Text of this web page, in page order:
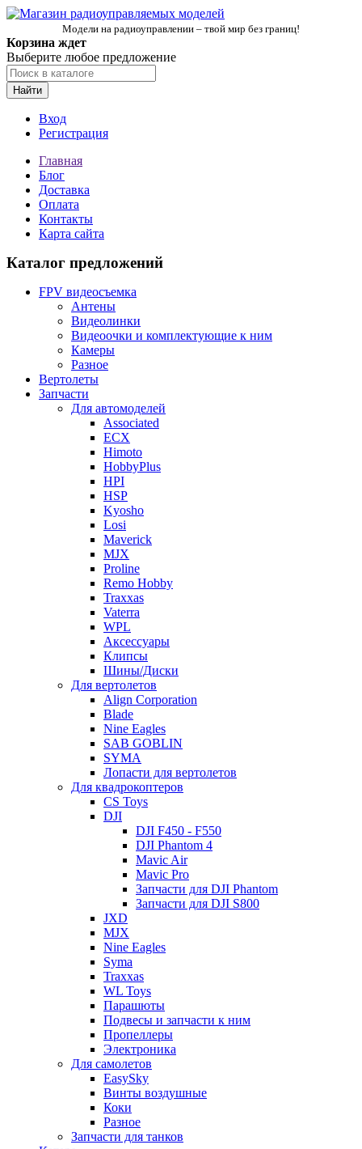
Модели на радиоуправлении – твой мир без границ!
Корзина ждет
Выберите любое предложение
Найти
Вход
Регистрация
Главная
Блог
Доставка
Оплата
Контакты
Карта сайта
Каталог предложений
FPV видеосъемка
Антены
Видеолинки
Видеоочки и комплектующие к ним
Камеры
Разное
Вертолеты
Запчасти
Для автомоделей
Associated
ECX
Himoto
HobbyPlus
HPI
HSP
Kyosho
Losi
Maverick
MJX
Proline
Remo Hobby
Traxxas
Vaterra
WPL
Аксессуары
Клипсы
Шины/Диски
Для вертолетов
Align Corporation
Blade
Nine Eagles
SAB GOBLIN
SYMA
Лопасти для вертолетов
Для квадрокоптеров
CS Toys
DJI
DJI F450 - F550
DJI Phantom 4
Mavic Air
Mavic Pro
Запчасти для DJI Phantom
Запчасти для DJI S800
JXD
MJX
Nine Eagles
Syma
Traxxas
WL Toys
Парашюты
Подвесы и запчасти к ним
Пропеллеры
Электроника
Для самолетов
EasySky
Винты воздушные
Коки
Разное
Запчасти для танков